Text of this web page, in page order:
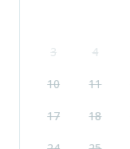
3 4
10 11
17 18